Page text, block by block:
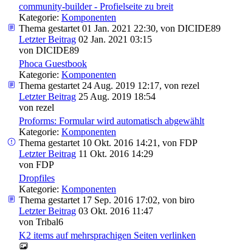
community-builder - Profielseite zu breit
Kategorie: Komponenten
Thema gestartet 01 Jan. 2021 22:30, von DICIDE89
Letzter Beitrag 02 Jan. 2021 03:15
von DICIDE89
Phoca Guestbook
Kategorie: Komponenten
Thema gestartet 24 Aug. 2019 12:17, von rezel
Letzter Beitrag 25 Aug. 2019 18:54
von rezel
Proforms: Formular wird automatisch abgewählt
Kategorie: Komponenten
Thema gestartet 10 Okt. 2016 14:21, von FDP
Letzter Beitrag 11 Okt. 2016 14:29
von FDP
Dropfiles
Kategorie: Komponenten
Thema gestartet 17 Sep. 2016 17:02, von biro
Letzter Beitrag 03 Okt. 2016 11:47
von Tribal6
K2 items auf mehrsprachigen Seiten verlinken